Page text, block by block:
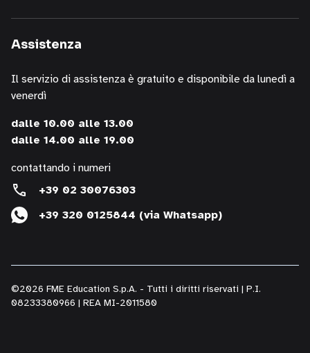
informazioni
corsi
nostra
società,
di
di
studi,
anche
per
il
Assistenza
Il servizio di assistenza è gratuito e disponibile da lunedì a
venerdì
dalle 10.00 alle 13.00
dalle 14.00 alle 19.00
contattando i numeri
+39 02 30076303
+39 320 0125844 (via Whatsapp)
©2026 FME Education S.p.A. - Tutti i diritti riservati | P.I.
08233380966 | REA MI-2011580